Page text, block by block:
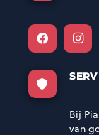
Bij
van